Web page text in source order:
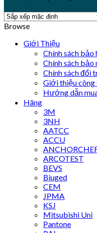
Browse
Giới Thiệu
Chính sách bảo
Chính sách bảo
Chính sách đổi
Giới thiệu công
Hướng dẫn
Hãng
3M
3NH
AATCC
ACCU
ARCOTEST
BEVS
Biuged
CEM
JPMA
KSJ
Mitsubishi Uni
Pantone